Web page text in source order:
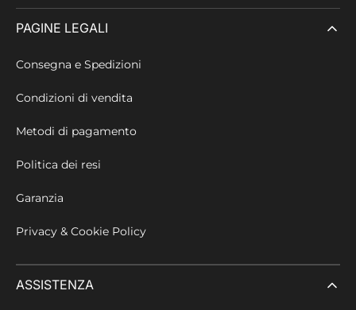
PAGINE LEGALI
Consegna e Spedizioni
Condizioni di vendita
Metodi di pagamento
Politica dei resi
Garanzia
Privacy & Cookie Policy
ASSISTENZA